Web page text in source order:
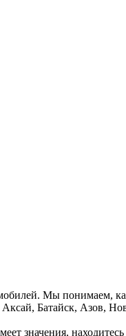
Мы понимаем,
Батайск, Азов,
значения,